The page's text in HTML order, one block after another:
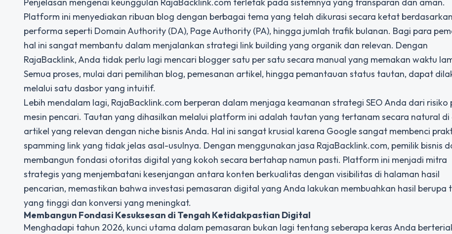
Penjelasan mengenai keunggulan RajaBacklink.com terletak pada sistemnya yang transparan dan aman.
Platform ini menyediakan ribuan blog dengan berbagai tema yang telah dikurasi secara ketat
performa seperti Domain Authority (DA), Page Authority (PA), hingga jumlah trafik bulanan. Bagi para
hal ini sangat membantu dalam menjalankan strategi link building yang organik dan relevan. Dengan
RajaBacklink, Anda tidak perlu lagi mencari blogger satu per satu secara manual yang memakan waktu
Semua proses, mulai dari pemilihan blog, pemesanan artikel, hingga pemantauan status tautan, dapat
melalui satu dasbor yang intuitif.
Lebih mendalam lagi, RajaBacklink.com berperan dalam menjaga keamanan strategi SEO Anda dari risiko
mesin pencari. Tautan yang dihasilkan melalui platform ini adalah tautan yang tertanam secara natural di
artikel yang relevan dengan niche bisnis Anda. Hal ini sangat krusial karena Google sangat membenci
spamming link yang tidak jelas asal-usulnya. Dengan menggunakan jasa RajaBacklink.com, pemilik bisnis
membangun fondasi otoritas digital yang kokoh secara bertahap namun pasti. Platform ini menjadi mitra
strategis yang menjembatani kesenjangan antara konten berkualitas dengan visibilitas di halaman hasil
pencarian, memastikan bahwa investasi pemasaran digital yang Anda lakukan membuahkan hasil berupa
yang tinggi dan konversi yang meningkat.
Membangun Fondasi Kesuksesan di Tengah Ketidakpastian Digital
Menghadapi tahun 2026, kunci utama dalam pemasaran bukan lagi tentang seberapa keras Anda